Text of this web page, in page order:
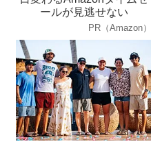
ールが見逃せない
PR（Amazon）